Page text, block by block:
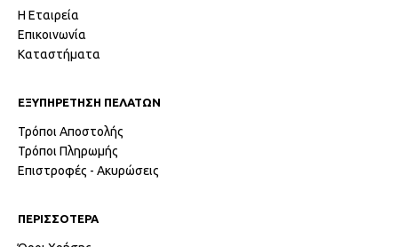
Η Εταιρεία
Επικοινωνία
Καταστήματα
ΕΞΥΠΗΡΕΤΗΣΗ ΠΕΛΑΤΩΝ
Τρόποι Αποστολής
Τρόποι Πληρωμής
Επιστροφές - Ακυρώσεις
ΠΕΡΙΣΣΟΤΕΡΑ